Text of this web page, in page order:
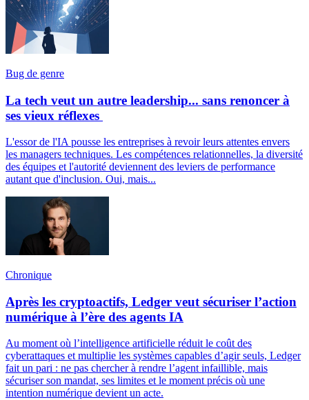
Bug de genre
La tech veut un autre leadership... sans renoncer à
ses vieux réflexes
L'essor de l'IA pousse les entreprises à revoir leurs attentes envers
les managers techniques. Les compétences relationnelles, la diversité
des équipes et l'autorité deviennent des leviers de performance
autant que d'inclusion. Oui, mais...
Chronique
Après les cryptoactifs, Ledger veut sécuriser l’action
numérique à l’ère des agents IA
Au moment où l’intelligence artificielle réduit le coût des
cyberattaques et multiplie les systèmes capables d’agir seuls, Ledger
fait un pari : ne pas chercher à rendre l’agent infaillible, mais
sécuriser son mandat, ses limites et le moment précis où une
intention numérique devient un acte.